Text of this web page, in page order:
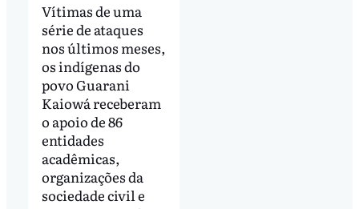
Vítimas de uma
série de ataques
nos últimos meses,
os indígenas do
povo Guarani
Kaiowá receberam
o apoio de 86
entidades
acadêmicas,
organizações da
sociedade civil e